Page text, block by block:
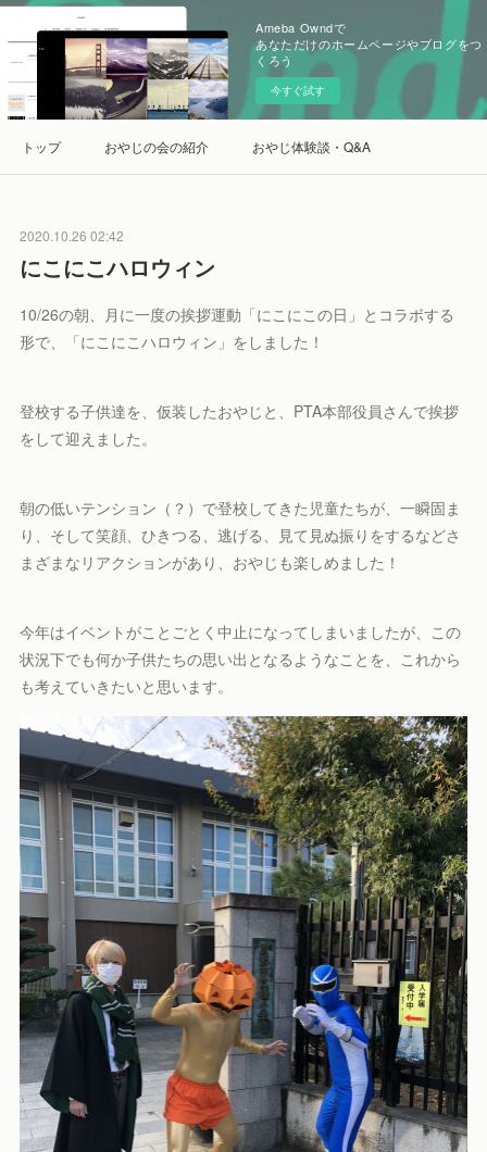
Ameba Owndで
あなただけのホームページやブログをつ
くろう
今すぐ試す
トップ おやじの会の紹介 おやじ体験談・Q&A
2020.10.26 02:42
にこにこハロウィン
10/26の朝、月に一度の挨拶運動「にこにこの日」とコラボする
形で、「にこにこハロウィン」をしました！
登校する子供達を、仮装したおやじと、PTA本部役員さんで挨拶
をして迎えました。
朝の低いテンション（？）で登校してきた児童たちが、一瞬固ま
り、そして笑顔、ひきつる、逃げる、見て見ぬ振りをするなどさ
まざまなリアクションがあり、おやじも楽しめました！
今年はイベントがことごとく中止になってしまいましたが、この
状況下でも何か子供たちの思い出となるようなことを、これから
も考えていきたいと思います。